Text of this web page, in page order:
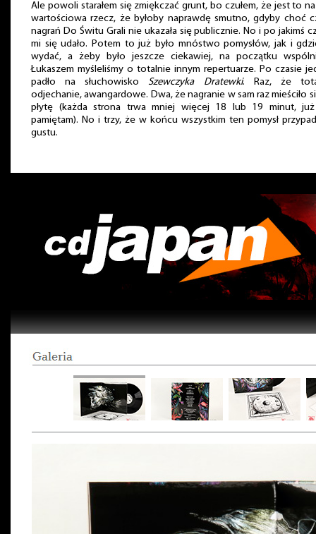
Ale powoli starałem się zmiękczać grunt, bo czułem, że jest to
wartościowa rzecz, że byłoby naprawdę smutno, gdyby choć
nagrań Do Świtu Grali nie ukazała się publicznie. No i po jakimś
mi się udało. Potem to już było mnóstwo pomysłów, jak i
wydać, a żeby było jeszcze ciekawiej, na początku
Łukaszem myśleliśmy o totalnie innym repertuarze. Po czasie
padło na słuchowisko Szewczyka Dratewki. Raz, że
odjechanie, awangardowe. Dwa, że nagranie w sam raz mieściło
płytę (każda strona trwa mniej więcej 18 lub 19 minut,
pamiętam). No i trzy, że w końcu wszystkim ten pomysł
gustu.